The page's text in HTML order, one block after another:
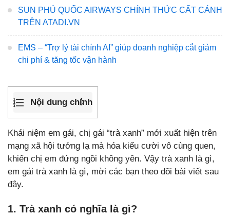
SUN PHÚ QUỐC AIRWAYS CHÍNH THỨC CẤT CÁNH
TRÊN ATADI.VN
EMS – “Trợ lý tài chính AI” giúp doanh nghiệp cắt giảm
chi phí & tăng tốc vận hành
Nội dung chính
Khái niệm em gái, chị gái “trà xanh” mới xuất hiện trên
mạng xã hội tưởng lạ mà hóa kiểu cười vô cùng quen,
khiến chị em đứng ngồi không yên. Vậy trà xanh là gì,
em gái trà xanh là gì, mời các bạn theo dõi bài viết sau
đây.
1. Trà xanh có nghĩa là gì?